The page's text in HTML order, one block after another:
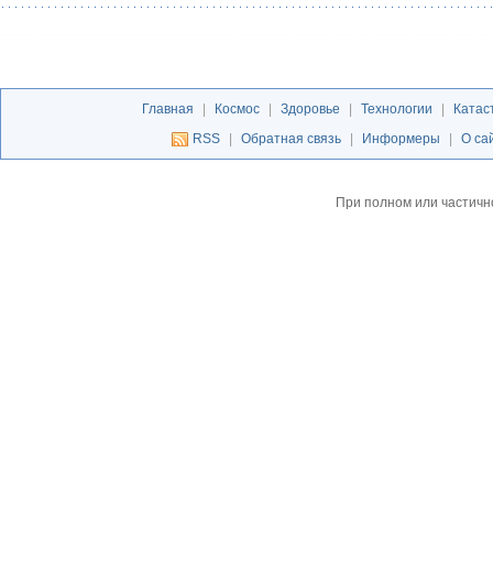
Главная Космос Здоровье Технологии
RSS
Обратная связь Информеры О
При полном или